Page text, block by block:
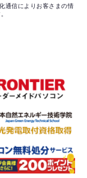
通信によりお客さまの情